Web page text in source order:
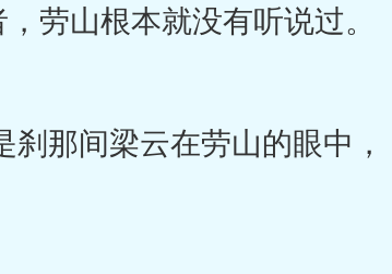
劳山根本就没有听说过。
那间梁云在劳山的眼中，